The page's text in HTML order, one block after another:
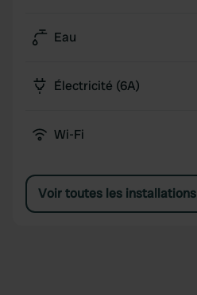
Eau
Électricité (6A)
Wi-Fi
Voir toutes les installations